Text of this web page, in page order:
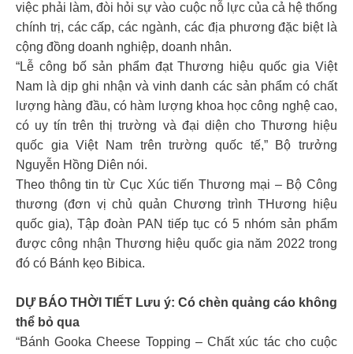
việc phải làm, đòi hỏi sự vào cuộc nỗ lực của cả hệ thống
chính trị, các cấp, các ngành, các địa phương đặc biệt là
cộng đồng doanh nghiệp, doanh nhân.
“Lễ công bố sản phẩm đạt Thương hiệu quốc gia Việt
Nam là dịp ghi nhận và vinh danh các sản phẩm có chất
lượng hàng đầu, có hàm lượng khoa học công nghệ cao,
có uy tín trên thị trường và đại diện cho Thương hiệu
quốc gia Việt Nam trên trường quốc tế,” Bộ trưởng
Nguyễn Hồng Diên nói.
Theo thông tin từ Cục Xúc tiến Thương mại – Bộ Công
thương (đơn vị chủ quản Chương trình THương hiệu
quốc gia), Tập đoàn PAN tiếp tục có 5 nhóm sản phẩm
được công nhận Thương hiệu quốc gia năm 2022 trong
đó có Bánh kẹo Bibica.
DỰ BÁO THỜI TIẾT Lưu ý: Có chèn quảng cáo không
thể bỏ qua
“Bánh Gooka Cheese Topping – Chất xúc tác cho cuộc